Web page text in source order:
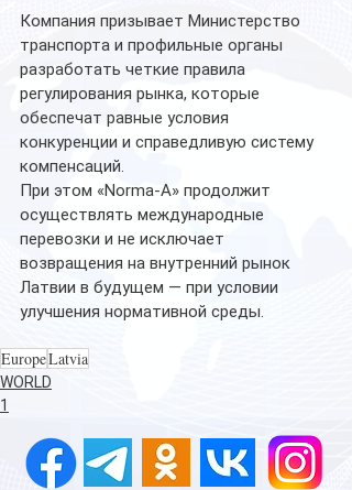
Компания призывает Министерство
транспорта и профильные органы
разработать четкие правила
регулирования рынка, которые
обеспечат равные условия
конкуренции и справедливую систему
компенсаций.
При этом «Norma-A» продолжит
осуществлять международные
перевозки и не исключает
возвращения на внутренний рынок
Латвии в будущем — при условии
улучшения нормативной среды.
EuropeLatvia
WORLD
1